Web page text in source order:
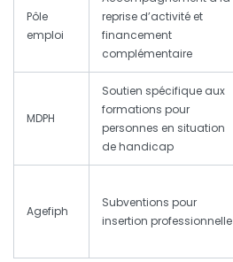
Pôle
emploi
reprise d’activité et
financement
complémentaire
MDPH
Soutien spécifique aux
formations pour
personnes en situation
de handicap
Agefiph
Subventions pour
insertion professionnelle